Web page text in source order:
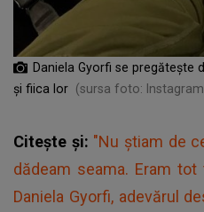
Daniela Gyorfi se pregătește
și fiica lor (sursa foto:
Citește și: "Nu știam de
dădeam seama. Eram
Daniela Gyorfi, adevărul